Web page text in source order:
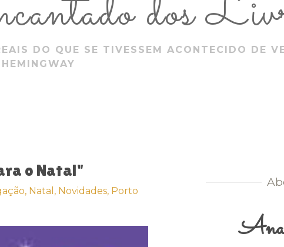
dos
DO QUE SE TIVESSEM ACONTECIDO DE
HEMINGWAY
Novidade Porto Editora - "Livros do Alfa para o Natal‏"
Natal, Novidades, Porto